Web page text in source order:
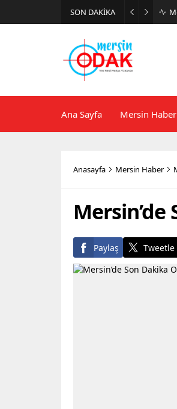
SON DAKİKA
Ana Sayfa Mersin Haber
Anasayfa Mersin Haber
Mersin’de
Paylaş Tweetle